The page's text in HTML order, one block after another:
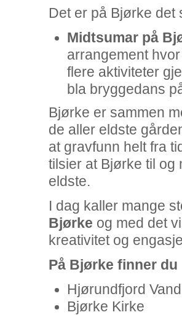
Det er på Bjørke det
Midtsumar på
arrangement
flere aktiviteter
bla bryggedans
Bjørke er sammen
de aller eldste
at gravfunn helt fra
tilsier at Bjørke til
eldste.
I dag kaller mange
Bjørke og med det
kreativitet og
På Bjørke finner du
Hjørundfjord
Bjørke Kirke